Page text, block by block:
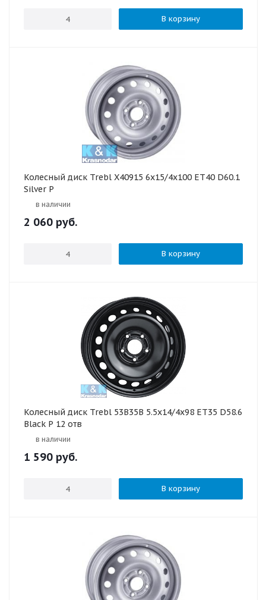
В корзину
Колесный диск Trebl X40915 6x15/4x100 ET40 D60.1
Silver P
в наличии
2 060 руб.
В корзину
Колесный диск Trebl 53B35B 5.5x14/4x98 ET35 D58.6
Black P 12 отв
в наличии
1 590 руб.
В корзину